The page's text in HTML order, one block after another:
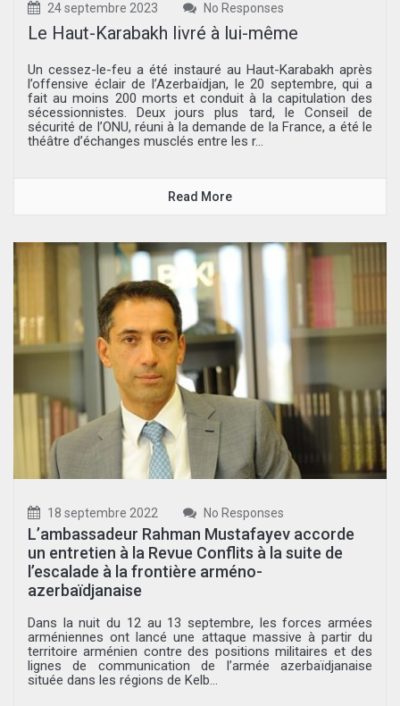
24 septembre 2023 No Responses
Le Haut-Karabakh livré à lui-même
Un cessez-le-feu a été instauré au Haut-Karabakh après
l’offensive éclair de l’Azerbaïdjan, le 20 septembre, qui a
fait au moins 200 morts et conduit à la capitulation des
sécessionnistes. Deux jours plus tard, le Conseil de
sécurité de l’ONU, réuni à la demande de la France, a été le
théâtre d’échanges musclés entre les r...
Read More
18 septembre 2022 No Responses
L’ambassadeur Rahman Mustafayev accorde
un entretien à la Revue Conflits à la suite de
l’escalade à la frontière arméno-
azerbaïdjanaise
Dans la nuit du 12 au 13 septembre, les forces armées
arméniennes ont lancé une attaque massive à partir du
territoire arménien contre des positions militaires et des
lignes de communication de l’armée azerbaïdjanaise
située dans les régions de Kelb...